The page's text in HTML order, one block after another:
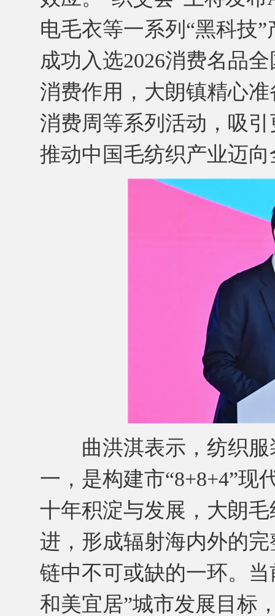
电毛衣等一系列“黑科技
成功入选2026消费名品
消费作用，大朗镇精心
消费周等系列活动，吸
推动中国毛纺织产业迈
曲洪淇表示，纺织服
一，是构建市“8+8+4”现
十年积淀与发展，大朗
进，形成辐射海内外的
链中不可或缺的一环。
和美宜居”城市发展目标